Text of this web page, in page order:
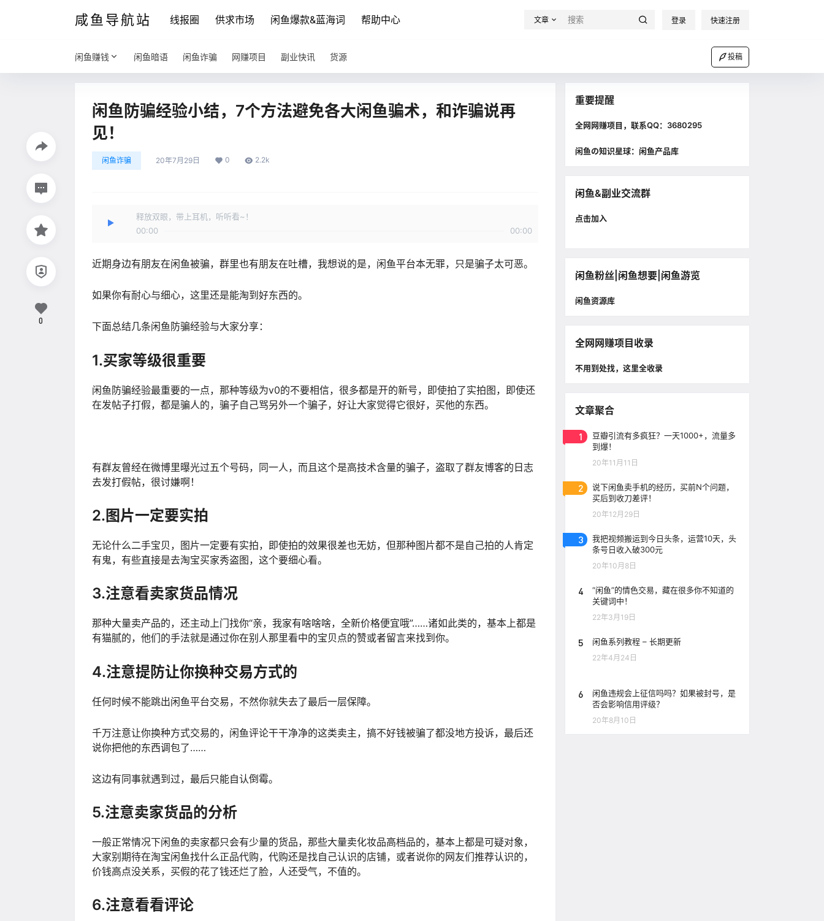
咸鱼导航站 线报圈 供求市场 闲鱼爆款&蓝海词 帮助中心 文章 登录 快速注册
闲鱼赚钱 闲鱼暗语 闲鱼诈骗 网赚项目 副业快讯 货源 投稿
闲鱼防骗经验小结，7个方法避免各大闲鱼骗术，和诈骗说再
见！
闲鱼诈骗 20年7月29日 0 2.2k
释放双眼，带上耳机，听听看~！
00:00
00:00
近期身边有朋友在闲鱼被骗，群里也有朋友在吐槽，我想说的是，闲鱼平台本无罪，只是骗子太可恶。
如果你有耐心与细心，这里还是能淘到好东西的。
下面总结几条闲鱼防骗经验与大家分享：
1.买家等级很重要
闲鱼防骗经验最重要的一点，那种等级为v0的不要相信，很多都是开的新号，即使拍了实拍图，即使还
在发帖子打假，都是骗人的，骗子自己骂另外一个骗子，好让大家觉得它很好，买他的东西。
有群友曾经在微博里曝光过五个号码，同一人，而且这个是高技术含量的骗子，盗取了群友博客的日志
去发打假帖，很讨嫌啊！
2.图片一定要实拍
无论什么二手宝贝，图片一定要有实拍，即使拍的效果很差也无妨，但那种图片都不是自己拍的人肯定
有鬼，有些直接是去淘宝买家秀盗图，这个要细心看。
3.注意看卖家货品情况
那种大量卖产品的，还主动上门找你“亲，我家有啥啥啥，全新价格便宜哦”……诸如此类的，基本上都是
有猫腻的，他们的手法就是通过你在别人那里看中的宝贝点的赞或者留言来找到你。
4.注意提防让你换种交易方式的
任何时候不能跳出闲鱼平台交易，不然你就失去了最后一层保障。
千万注意让你换种方式交易的，闲鱼评论干干净净的这类卖主，搞不好钱被骗了都没地方投诉，最后还
说你把他的东西调包了……
这边有同事就遇到过，最后只能自认倒霉。
5.注意卖家货品的分析
一般正常情况下闲鱼的卖家都只会有少量的货品，那些大量卖化妆品高档品的，基本上都是可疑对象，
大家别期待在淘宝闲鱼找什么正品代购，代购还是找自己认识的店铺，或者说你的网友们推荐认识的，
价钱高点没关系，买假的花了钱还烂了脸，人还受气，不值的。
6.注意看看评论
0
重要提醒
全网网赚项目，联系QQ：3680295
闲鱼の知识星球：闲鱼产品库
闲鱼&副业交流群
点击加入
闲鱼粉丝|闲鱼想要|闲鱼游览
闲鱼资源库
全网网赚项目收录
不用到处找，这里全收录
文章聚合
1
豆瓣引流有多疯狂？一天1000+，流量多
到爆！
20年11月11日
2
说下闲鱼卖手机的经历，买前N个问题，
买后到收刀差评！
20年12月29日
3
我把视频搬运到今日头条，运营10天，头
条号日收入破300元
20年10月8日
4
“闲鱼”的情色交易，藏在很多你不知道的
关键词中！
22年3月19日
5 闲鱼系列教程 – 长期更新
22年4月24日
6
闲鱼违规会上征信吗吗？如果被封号，是
否会影响信用评级？
20年8月10日